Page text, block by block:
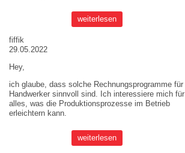
weiterlesen
fiffik
29.05.2022
Hey,
ich glaube, dass solche Rechnungsprogramme für
Handwerker sinnvoll sind. Ich interessiere mich für
alles, was die Produktionsprozesse im Betrieb
erleichtern kann.
weiterlesen